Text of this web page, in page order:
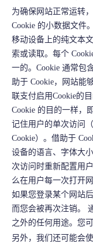
为确保网站正常运转
Cookie 的小数据文件
移动设备上的纯文本
索或读取。每个
一的。Cookie 通常包
助于 Cookie，网站能
联支付启用Cookie的
Cookie 的目的一样，
记住用户的单次访问
Cookie）。借助于
设备的语言、字体大
次访问时重新配置用
么在用户每一次打开
如果您登录某个网站
而您会被再次注销。
之外的任何用途。您
另外，我们还可能会